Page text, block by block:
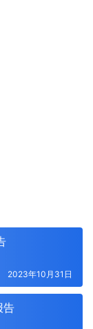
2023年10月31日
告